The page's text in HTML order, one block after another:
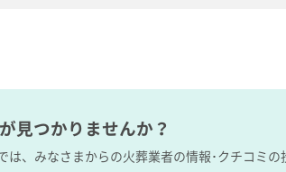
見つかりませんか？
、みなさまからの火葬業者の情報･クチコミの